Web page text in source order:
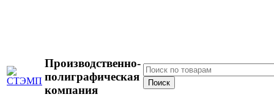
Производственно-
полиграфическая
компания